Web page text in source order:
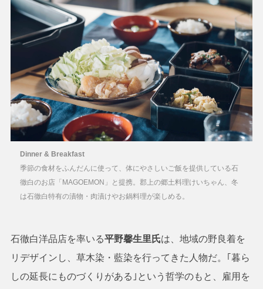
Dinner & Breakfast
季節の食材をふんだんに使って、体にやさしいご飯を提供している石
徹白のお店「MAGOEMON」と提携。郡上の郷土料理けいちゃん、冬
は石徹白特有の漬物・肉漬けやお鍋料理が楽しめる。
石徹白洋品店を率いる平野馨生里氏は、地域の野良着を
リデザインし、草木染・藍染を行ってきた人物だ。｢暮ら
しの延長にものづくりがある｣という哲学のもと、雇用を